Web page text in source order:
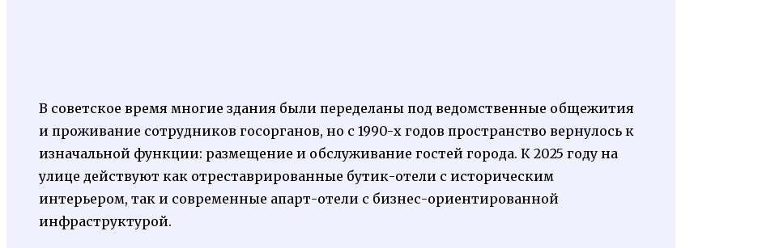
В советское время многие здания были переделаны под ведомственные общежития
и проживание сотрудников госорганов, но с 1990-х годов пространство вернулось к
изначальной функции: размещение и обслуживание гостей города. К 2025 году на
улице действуют как отреставрированные бутик-отели с историческим
интерьером, так и современные апарт-отели с бизнес-ориентированной
инфраструктурой.